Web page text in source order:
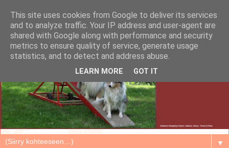
▼
This site uses cookies from Google to deliver its services
and to analyze traffic. Your IP address and user-agent are
shared with Google along with performance and security
metrics to ensure quality of service, generate usage
statistics, and to detect and address abuse.
LEARN MORE GOT IT